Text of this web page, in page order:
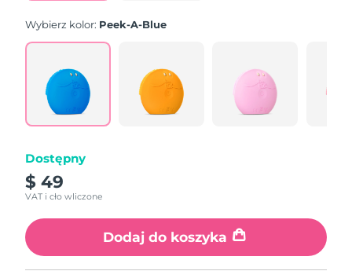
Wybierz kolor: Peek-A-Blue
Dostępny
$ 49
VAT i cło wliczone
Dodaj do koszyka